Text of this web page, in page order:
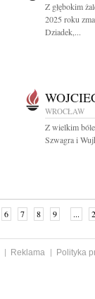
Z głębokim
2025 roku
Dziadek,...
WROCŁAW
Z wielkim
Szwagra i
6 7 8 9 ...
Reklama
Polityka